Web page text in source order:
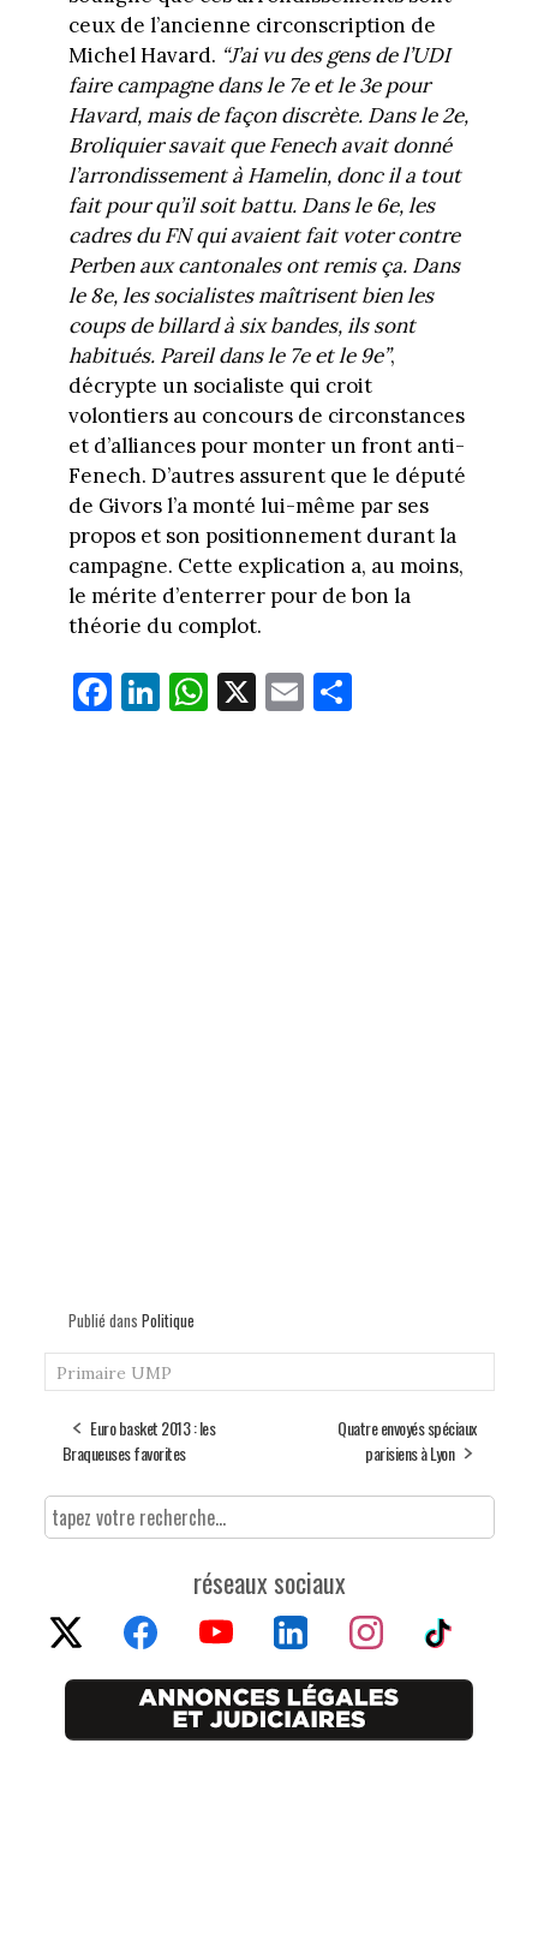
ceux de l’ancienne circonscription de
Michel Havard. “J’ai vu des gens de l’UDI
faire campagne dans le 7e et le 3e pour
Havard, mais de façon discrète. Dans le 2e,
Broliquier savait que Fenech avait donné
l’arrondissement à Hamelin, donc il a tout
fait pour qu’il soit battu. Dans le 6e, les
cadres du FN qui avaient fait voter contre
Perben aux cantonales ont remis ça. Dans
le 8e, les socialistes maîtrisent bien les
coups de billard à six bandes, ils sont
habitués. Pareil dans le 7e et le 9e”,
décrypte un socialiste qui croit
volontiers au concours de circonstances
et d’alliances pour monter un front anti-
Fenech. D’autres assurent que le député
de Givors l’a monté lui-même par ses
propos et son positionnement durant la
campagne. Cette explication a, au moins,
le mérite d’enterrer pour de bon la
théorie du complot.
Fa
ce
Li
nk
W
ha
X E
m
Pa
Publié dans Politique
Primaire UMP
Euro basket 2013 : les
Braqueuses favorites
Quatre envoyés spéciaux
parisiens à Lyon
réseaux sociaux